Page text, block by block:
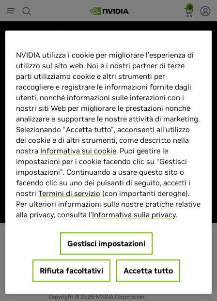
0
Marketplace
XG275D1-4K Monitor PC 68,6 cm
(27") 3840 x 2160 Pixel 4K Ultra
HD LED Nero
> Display :
27 pollici"| 3840 x 2160 Pixel |
> MPN : 0766907032673
Prodotto esaurito
IT - ITALIA
Privacy Termini di servizio Contatti
Copyright © 2026 NVIDIA Corporation
NVIDIA utilizza i cookie per migliorare l'esperienza di
utilizzo sul sito web. Noi e i nostri partner di terze
parti utilizziamo cookie e altri strumenti per
raccogliere e registrare le informazioni fornite dagli
utenti, nonché informazioni sulle interazioni con i
nostri siti Web per migliorare le prestazioni nonché
analizzare e supportare le nostre attività di marketing.
Selezionando “Accetta tutto”, acconsenti all'utilizzo
dei cookie e di altri strumenti, come descritto nella
nostra Informativa sui cookie. Puoi gestire le
impostazioni per i cookie facendo clic su “Gestisci
impostazioni”. Continuando a usare questo sito o
facendo clic su uno dei pulsanti di seguito, accetti i
nostriTermini di servizio (con importanti deroghe).
Per ulteriori informazioni sulle nostre pratiche relative
alla privacy, consulta l'Informativa sulla privacy.
Gestisci impostazioni
Rifiuta facoltativi Accetta tutto